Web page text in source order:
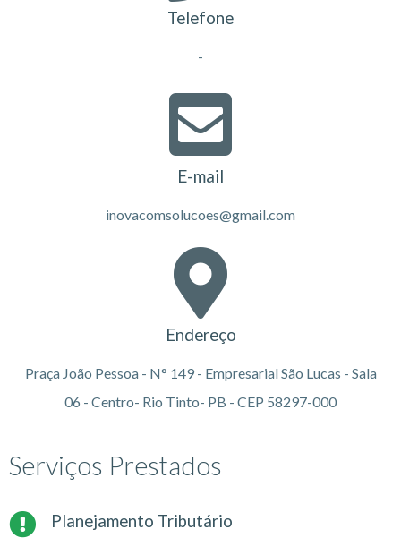
Telefone
-
E-mail
inovacomsolucoes@gmail.com
Endereço
Praça João Pessoa - N° 149 - Empresarial São Lucas - Sala
06 - Centro- Rio Tinto- PB - CEP 58297-000
Serviços Prestados
Planejamento Tributário